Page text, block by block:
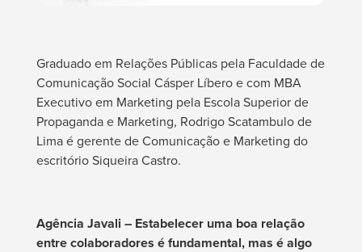
Graduado em Relações Públicas pela Faculdade de
Comunicação Social Cásper Líbero e com MBA
Executivo em Marketing pela Escola Superior de
Propaganda e Marketing, Rodrigo Scatambulo de
Lima é gerente de Comunicação e Marketing do
escritório Siqueira Castro.
Agência Javali – Estabelecer uma boa relação
entre colaboradores é fundamental, mas é algo